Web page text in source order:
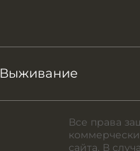
Выживание
Все права
сайта. В